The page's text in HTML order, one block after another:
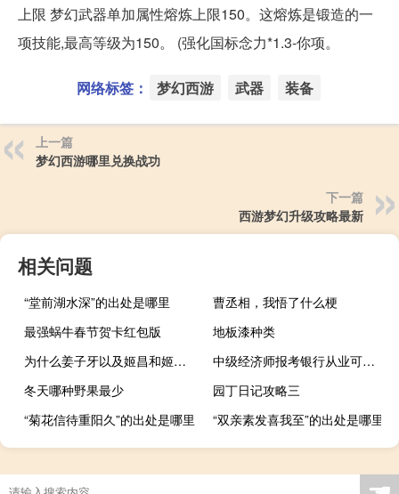
上限 梦幻武器单加属性熔炼上限150。这熔炼是锻造的一
项技能,最高等级为150。 (强化国标念力*1.3-你项。
网络标签： 梦幻西游 武器 装备
上一篇
梦幻西游哪里兑换战功
下一篇
西游梦幻升级攻略最新
相关问题
“堂前湖水深”的出处是哪里
曹丞相，我悟了什么梗
最强蜗牛春节贺卡红包版
地板漆种类
为什么姜子牙以及姬昌和姬发,苏妲己没有被封神 为什么妲己第一个封神
中级经济师报考银行从业可以免考吗
冬天哪种野果最少
园丁日记攻略三
“菊花信待重阳久”的出处是哪里
“双亲素发喜我至”的出处是哪里